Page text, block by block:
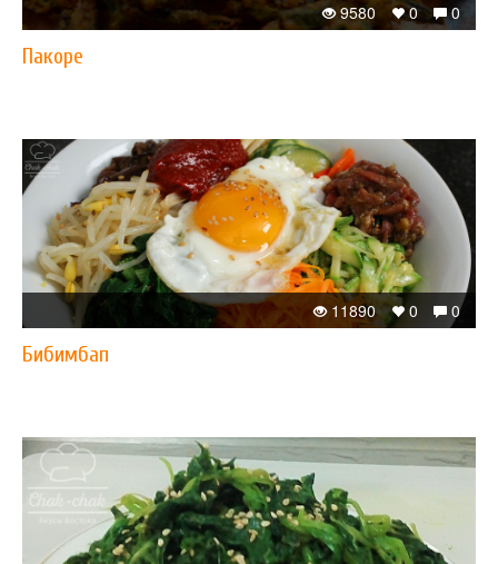
0
0
9580
Пакоре
0
0
11890
Бибимбап